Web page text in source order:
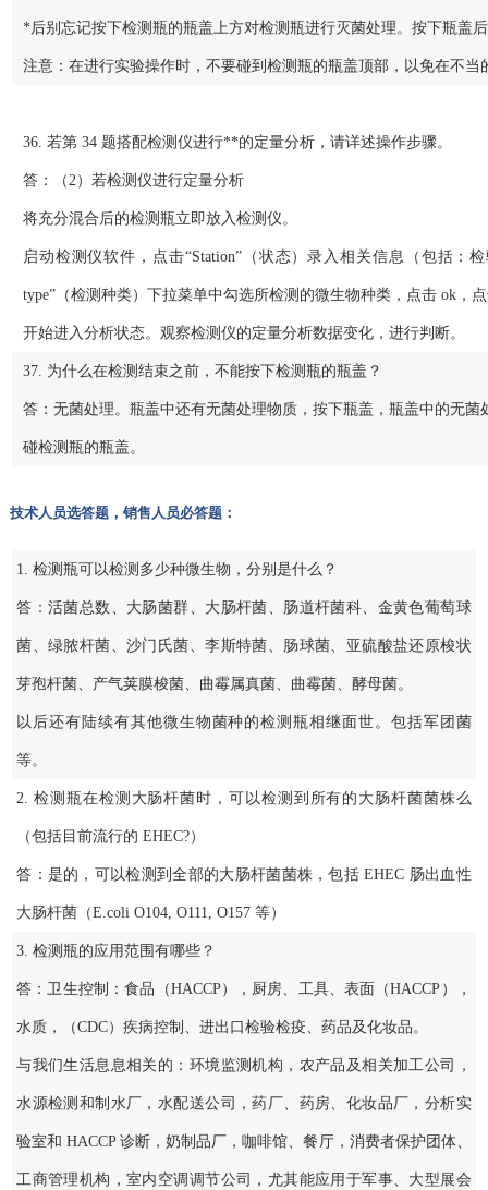
*后别忘记按下检测瓶的瓶盖上方对检测瓶进行灭菌处理。按下瓶盖
注意：在进行实验操作时，不要碰到检测瓶的瓶盖顶部，以免在不
36. 若第 34 题搭配检测仪进行**的定量分析，请详述操作步骤。
答：（2）若检测仪进行定量分析
将充分混合后的检测瓶立即放入检测仪。
启动检测仪软件，点击“Station”（状态）录入相关信息（包括：
type”（检测种类）下拉菜单中勾选所检测的微生物种类，点击 ok，
开始进入分析状态。观察检测仪的定量分析数据变化，进行判断。
37. 为什么在检测结束之前，不能按下检测瓶的瓶盖？
答：无菌处理。瓶盖中还有无菌处理物质，按下瓶盖，瓶盖中的无
碰检测瓶的瓶盖。
技术人员选答题，销售人员必答题：
1. 检测瓶可以检测多少种微生物，分别是什么？
答：活菌总数、大肠菌群、大肠杆菌、肠道杆菌科、金黄色葡萄球
菌、绿脓杆菌、沙门氏菌、李斯特菌、肠球菌、亚硫酸盐还原梭状
芽孢杆菌、产气荚膜梭菌、曲霉属真菌、曲霉菌、酵母菌。
以后还有陆续有其他微生物菌种的检测瓶相继面世。包括军团菌
等。
2. 检测瓶在检测大肠杆菌时，可以检测到所有的大肠杆菌菌株么
（包括目前流行的 EHEC?）
答：是的，可以检测到全部的大肠杆菌菌株，包括 EHEC 肠出血性
大肠杆菌（E.coli O104, O111, O157 等）
3. 检测瓶的应用范围有哪些？
答：卫生控制：食品（HACCP），厨房、工具、表面（HACCP），
水质，（CDC）疾病控制、进出口检验检疫、药品及化妆品。
与我们生活息息相关的：环境监测机构，农产品及相关加工公司，
水源检测和制水厂，水配送公司，药厂、药房、化妆品厂，分析实
验室和 HACCP 诊断，奶制品厂，咖啡馆、餐厅，消费者保护团体、
工商管理机构，室内空调调节公司，尤其能应用于军事、大型展会